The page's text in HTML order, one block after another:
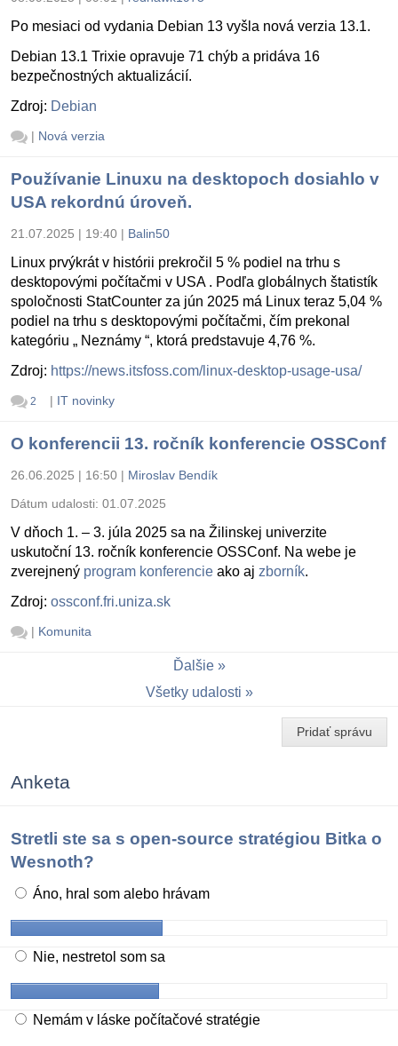
Po mesiaci od vydania Debian 13 vyšla nová verzia 13.1.
Debian 13.1 Trixie opravuje 71 chýb a pridáva 16
bezpečnostných aktualizácií.
Zdroj: Debian
| Nová verzia
Používanie Linuxu na desktopoch dosiahlo v
USA rekordnú úroveň.
21.07.2025 | 19:40 | Balin50
Linux prvýkrát v histórii prekročil 5 % podiel na trhu s
desktopovými počítačmi v USA . Podľa globálnych štatistík
spoločnosti StatCounter za jún 2025 má Linux teraz 5,04 %
podiel na trhu s desktopovými počítačmi, čím prekonal
kategóriu „ Neznámy “, ktorá predstavuje 4,76 %.
Zdroj: https://news.itsfoss.com/linux-desktop-usage-usa/
2 | IT novinky
O konferencii 13. ročník konferencie OSSConf
26.06.2025 | 16:50 | Miroslav Bendík
Dátum udalosti: 01.07.2025
V dňoch 1. – 3. júla 2025 sa na Žilinskej univerzite
uskutoční 13. ročník konferencie OSSConf. Na webe je
zverejnený program konferencie ako aj zborník.
Zdroj: ossconf.fri.uniza.sk
| Komunita
Ďalšie
Všetky udalosti
Pridať správu
Anketa
Stretli ste sa s open-source stratégiou Bitka o
Wesnoth?
Áno, hral som alebo hrávam
Nie, nestretol som sa
Nemám v láske počítačové stratégie